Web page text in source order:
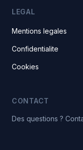
LEGAL
Mentions legales
Confidentialite
Cookies
CONTACT
Des questions ?